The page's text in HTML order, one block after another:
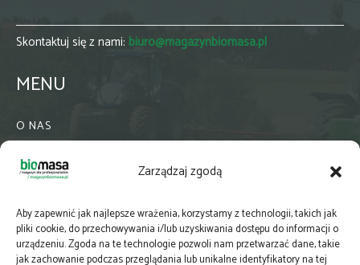
Zarządzaj zgodą
Aby zapewnić jak najlepsze wrażenia, korzystamy z technologii, takich jak
pliki cookie, do przechowywania i/lub uzyskiwania dostępu do informacji o
urządzeniu. Zgoda na te technologie pozwoli nam przetwarzać dane, takie
jak zachowanie podczas przeglądania lub unikalne identyfikatory na tej
Skontaktuj się z nami: biuro@magazynbiomasa.pl
MENU
O NAS
WSPÓŁPRACA
PRENUMERATA
NEWSLETTER